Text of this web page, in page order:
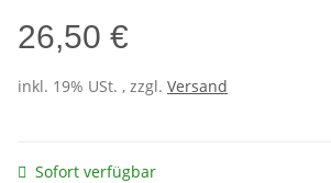
26,50 €
inkl. 19% USt. , zzgl. Versand
Sofort verfügbar